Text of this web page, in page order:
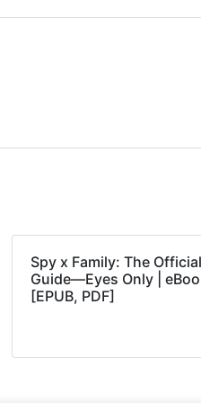
Spy x Family: The
Guide―Eyes Only |
[EPUB, PDF]